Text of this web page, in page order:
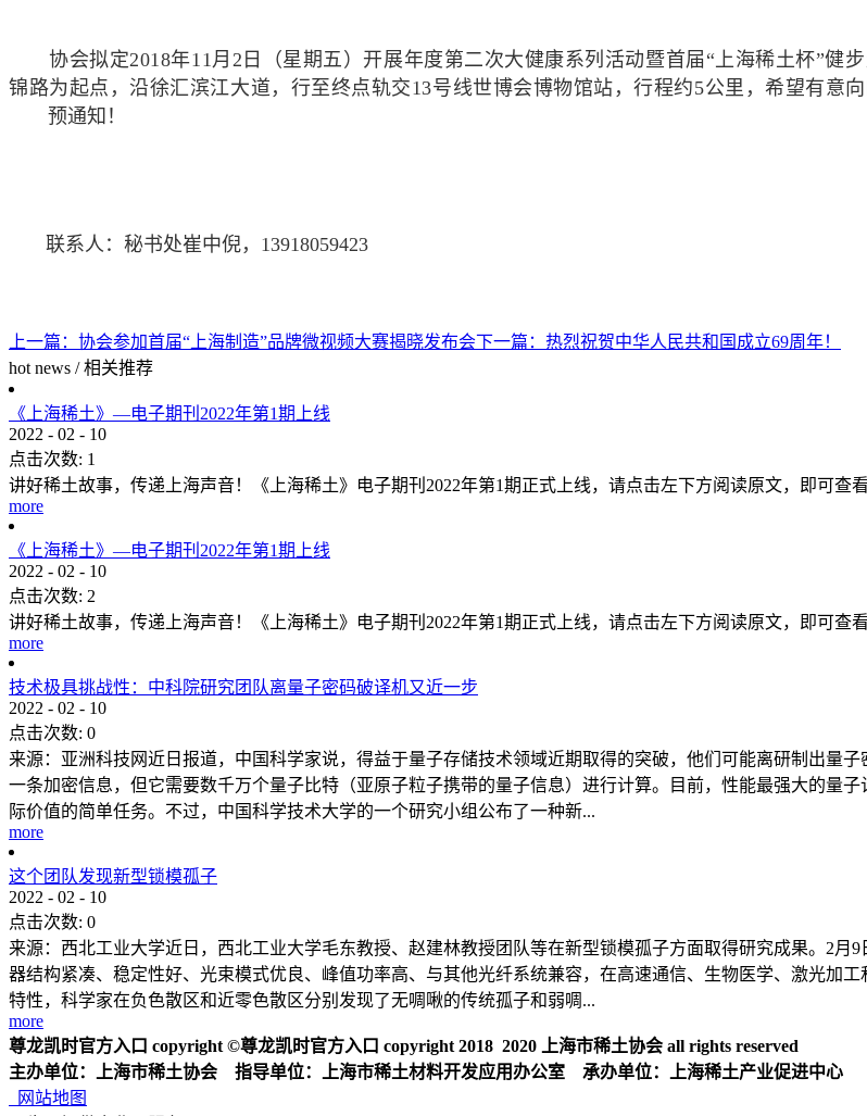
协会拟定2018年11月2日（星期五）开展年度第二次大健康系列活动暨首届“上海稀土杯”健
锦路为起点，沿徐汇滨江大道，行至终点轨交13号线世博会博物馆站，行程约5公里，希望有意
预通知！
联系人：秘书处崔中倪，13918059423
上一篇： 协会参加首届“上海制造”品牌微视频大赛揭晓发布会下一篇： 热烈祝贺中华人民共和国成立69周年！
hot news / 相关推荐
《上海稀土》—电子期刊2022年第1期上线
2022 - 02 - 10
点击次数: 1
讲好稀土故事，传递上海声音！《上海稀土》电子期刊2022年第1期正式上线，请点击左下方阅读原文，即可查
more
《上海稀土》—电子期刊2022年第1期上线
2022 - 02 - 10
点击次数: 2
讲好稀土故事，传递上海声音！《上海稀土》电子期刊2022年第1期正式上线，请点击左下方阅读原文，即可查
more
技术极具挑战性：中科院研究团队离量子密码破译机又近一步
2022 - 02 - 10
点击次数: 0
来源：亚洲科技网近日报道，中国科学家说，得益于量子存储技术领域近期取得的突破，他们可能离研制出量
一条加密信息，但它需要数千万个量子比特（亚原子粒子携带的量子信息）进行计算。目前，性能最强大的量
际价值的简单任务。不过，中国科学技术大学的一个研究小组公布了一种新...
more
这个团队发现新型锁模孤子
2022 - 02 - 10
点击次数: 0
来源：西北工业大学近日，西北工业大学毛东教授、赵建林教授团队等在新型锁模孤子方面取得研究成果。2
器结构紧凑、稳定性好、光束模式优良、峰值功率高、与其他光纤系统兼容，在高速通信、生物医学、激光加
特性，科学家在负色散区和近零色散区分别发现了无啁啾的传统孤子和弱啁...
more
尊龙凯时官方入口 copyright ©尊龙凯时官方入口 copyright 2018 2020 上海市稀土协会 all rights reserved
主办单位：上海市稀土协会 指导单位：上海市稀土材料开发应用办公室 承办单位：上海稀土产业促进中心
网站地图